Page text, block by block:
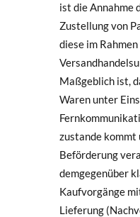
ist die Annahme
Zustellung von
diese im
Maßgeblich ist,
Waren unter
zustande kommt
Beförderung
demgegenüber
Kaufvorgänge
Lieferung